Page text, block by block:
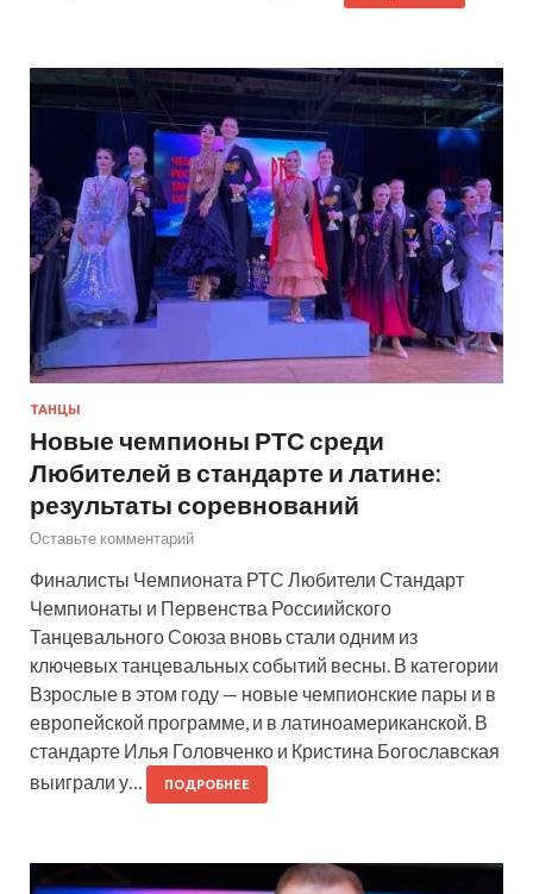
ТАНЦЫ
Новые чемпионы РТС среди
Любителей в стандарте и латине:
результаты соревнований
Оставьте комментарий
Финалисты Чемпионата РТС Любители Стандарт
Чемпионаты и Первенства Россиийского
Танцевального Союза вновь стали одним из
ключевых танцевальных событий весны. В категории
Взрослые в этом году — новые чемпионские пары и в
европейской программе, и в латиноамериканской. В
стандарте Илья Головченко и Кристина Богославская
выиграли у…
ПОДРОБНЕЕ